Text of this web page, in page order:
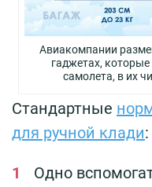
Авиакомпании
гаджетах,
самолета, в их
Стандартные
для ручной клади:
Одно